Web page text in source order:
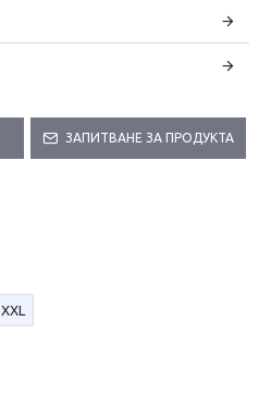
ЗАПИТВАНЕ ЗА ПРОДУКТА
XXL